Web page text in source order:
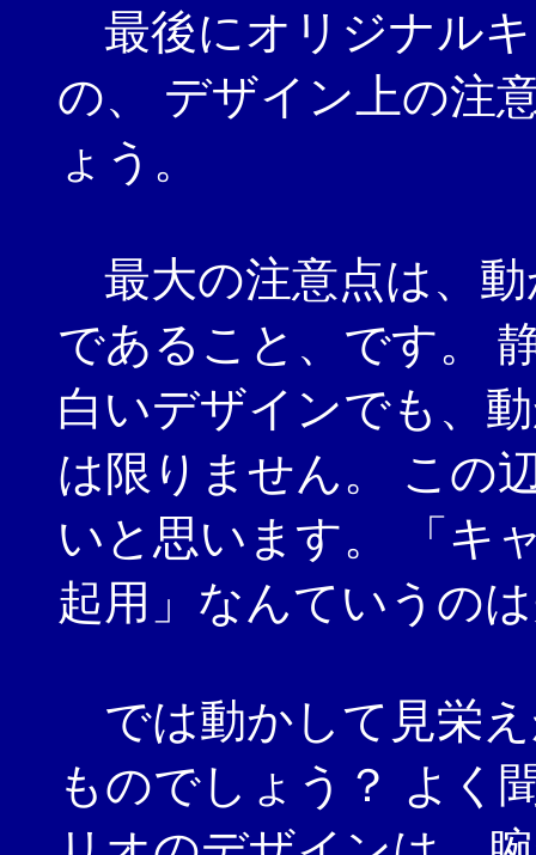
最後にオリジナル
の、 デザイン上の注
ょう。
最大の注意点は、
であること、です。
白いデザインでも、
は限りません。 この
いと思います。 「キ
起用」なんていうの
では動かして見栄
ものでしょう？ よく